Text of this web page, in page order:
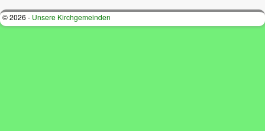
© 2026 - Unsere Kirchgemeinden